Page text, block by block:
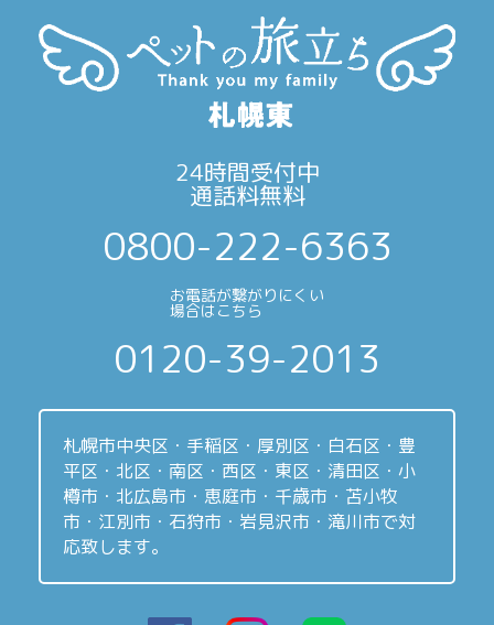
24時間受付中
通話料無料
0800-222-6363
お電話が繋がりにくい
場合はこちら
0120-39-2013
札幌市中央区・手稲区・厚別区・白石区・豊
平区・北区・南区・西区・東区・清田区・小
樽市・北広島市・恵庭市・千歳市・苫小牧
市・江別市・石狩市・岩見沢市・滝川市で対
応致します。